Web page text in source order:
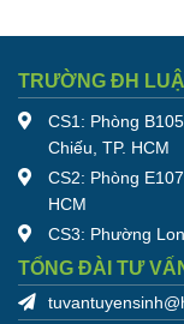
TRƯỜNG ĐH
CS1: Phòng
Chiếu, TP. HCM
CS2: Phòng
HCM
CS3: Phường
TỔNG ĐÀI TƯ